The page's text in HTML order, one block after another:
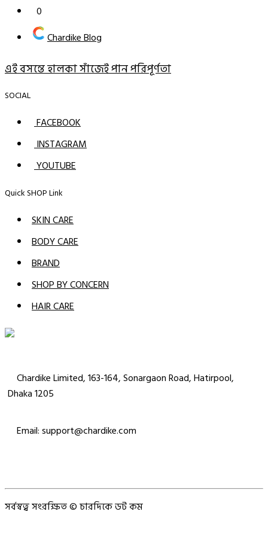
0
Chardike Blog
এই বসন্তে হালকা সাঁজেই পান পরিপূর্ণতা
SOCIAL
FACEBOOK
INSTAGRAM
YOUTUBE
Quick SHOP Link
SKIN CARE
BODY CARE
BRAND
SHOP BY CONCERN
HAIR CARE
Chardike Limited, 163-164, Sonargaon Road, Hatirpool,
Dhaka 1205
Email: support@chardike.com
সর্বস্বত্ব সংরক্ষিত © চারদিকে ডট কম